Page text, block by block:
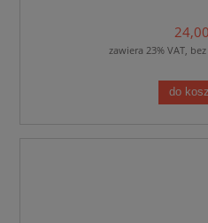
zawiera 23% VAT,
do